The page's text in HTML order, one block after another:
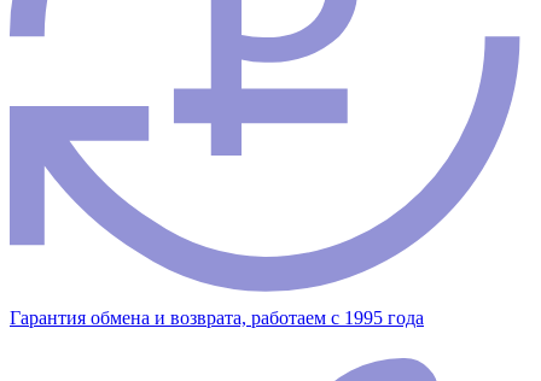
Гарантия обмена и возврата, работаем с 1995 года